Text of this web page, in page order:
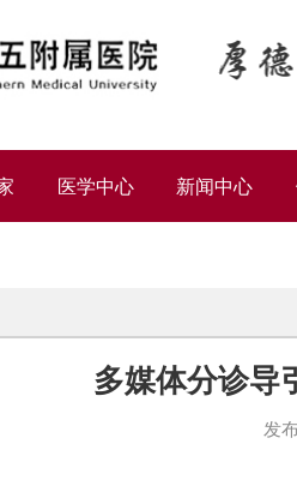
医学中心 新闻中心
多媒体分诊导
发